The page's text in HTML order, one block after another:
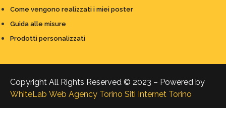
Come vengono realizzati i miei poster
Guida alle misure
Prodotti personalizzati
Copyright All Rights Reserved © 2023 – Powered by
WhiteLab Web Agency Torino Siti Internet Torino